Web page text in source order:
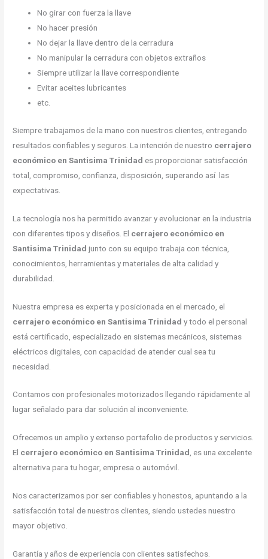
No girar con fuerza la llave
No hacer presión
No dejar la llave dentro de la cerradura
No manipular la cerradura con objetos extraños
Siempre utilizar la llave correspondiente
Evitar aceites lubricantes
etc.
Siempre trabajamos de la mano con nuestros clientes, entregando
resultados confiables y seguros. La intención de nuestro cerrajero
económico en Santisima Trinidad es proporcionar satisfacción
total, compromiso, confianza, disposición, superando así las
expectativas.
La tecnología nos ha permitido avanzar y evolucionar en la industria
con diferentes tipos y diseños. El cerrajero económico en
Santisima Trinidad junto con su equipo trabaja con técnica,
conocimientos, herramientas y materiales de alta calidad y
durabilidad.
Nuestra empresa es experta y posicionada en el mercado, el
cerrajero económico en Santisima Trinidad y todo el personal
está certificado, especializado en sistemas mecánicos, sistemas
eléctricos digitales, con capacidad de atender cual sea tu
necesidad.
Contamos con profesionales motorizados llegando rápidamente al
lugar señalado para dar solución al inconveniente.
Ofrecemos un amplio y extenso portafolio de productos y servicios.
El cerrajero económico en Santisima Trinidad, es una excelente
alternativa para tu hogar, empresa o automóvil.
Nos caracterizamos por ser confiables y honestos, apuntando a la
satisfacción total de nuestros clientes, siendo ustedes nuestro
mayor objetivo.
Garantía y años de experiencia con clientes satisfechos.